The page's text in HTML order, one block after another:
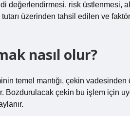
değerlendirmesi, risk üstlenmesi,
üzerinden tahsil edilen ve
nasıl olur?
temel mantığı, çekin
Bozdurulacak çekin bu işlem için